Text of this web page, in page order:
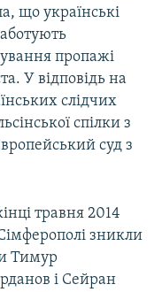
що українські
пропажі
У відповідь на
слідчих
спілки з
суд з
травня 2014
зникли
Тимур
і Сейран